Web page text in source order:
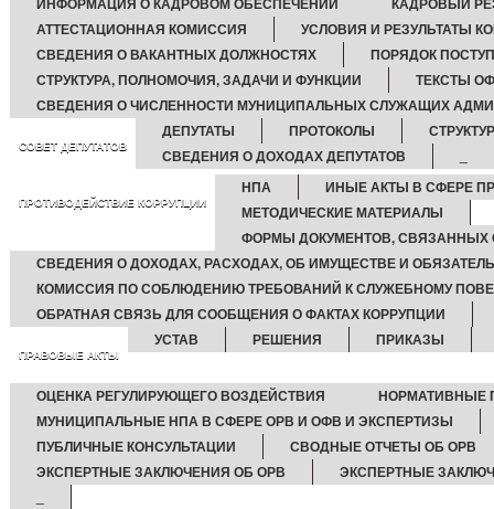
АТТЕСТАЦИОННАЯ КОМИССИЯ
УСЛОВИЯ И РЕЗУЛЬТАТЫ
СВЕДЕНИЯ О ВАКАНТНЫХ ДОЛЖНОСТЯХ
ПОРЯДОК
СТРУКТУРА, ПОЛНОМОЧИЯ, ЗАДАЧИ И ФУНКЦИИ
ТЕКСТЫ
СВЕДЕНИЯ О ЧИСЛЕННОСТИ МУНИЦИПАЛЬНЫХ СЛУЖАЩИХ
СОВЕТ ДЕПУТАТОВ
ДЕПУТАТЫ ПРОТОКОЛЫ
СВЕДЕНИЯ О ДОХОДАХ ДЕПУТАТОВ
ПРОТИВОДЕЙСТВИЕ КОРРУПЦИИ
НПА
ИНЫЕ АКТЫ В СФЕРЕ
МЕТОДИЧЕСКИЕ МАТЕРИАЛЫ
ФОРМЫ ДОКУМЕНТОВ, СВЯЗАННЫХ
СВЕДЕНИЯ О ДОХОДАХ, РАСХОДАХ, ОБ ИМУЩЕСТВЕ И
КОМИССИЯ ПО СОБЛЮДЕНИЮ ТРЕБОВАНИЙ К СЛУЖЕБНОМУ
ОБРАТНАЯ СВЯЗЬ ДЛЯ СООБЩЕНИЯ О ФАКТАХ КОРРУПЦИИ
ПРАВОВЫЕ АКТЫ
УСТАВ РЕШЕНИЯ ПРИКАЗЫ
ОЦЕНКА РЕГУЛИРУЮЩЕГО ВОЗДЕЙСТВИЯ
НОРМАТИВНЫЕ
МУНИЦИПАЛЬНЫЕ НПА В СФЕРЕ ОРВ И ОФВ И ЭКСПЕРТИЗЫ
ПУБЛИЧНЫЕ КОНСУЛЬТАЦИИ
СВОДНЫЕ ОТЧЕТЫ ОБ ОРВ
ЭКСПЕРТНЫЕ ЗАКЛЮЧЕНИЯ ОБ ОРВ
ЭКСПЕРТНЫЕ